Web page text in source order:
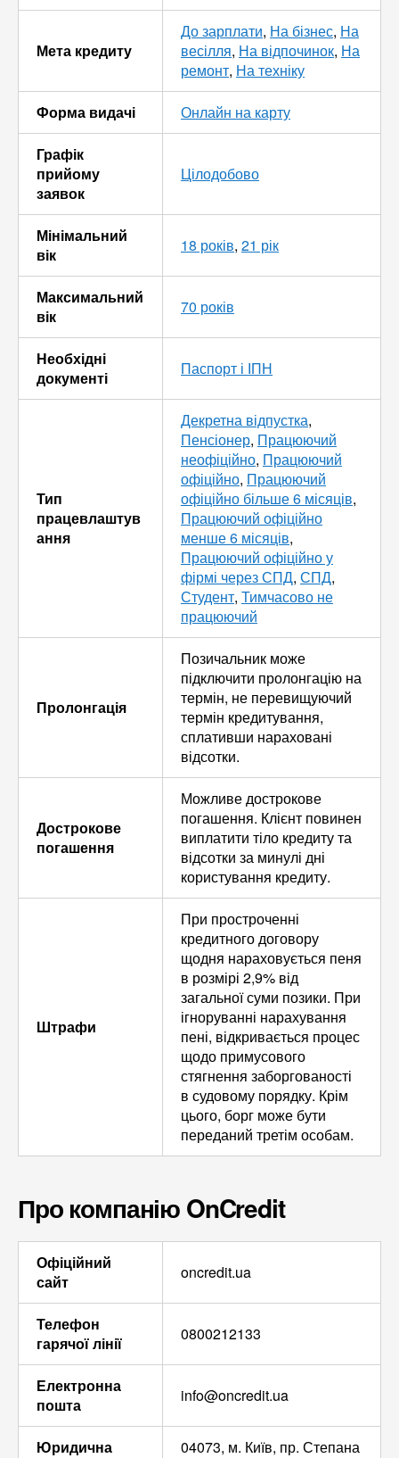
Мета кредиту
До зарплати, На бізнес, На
весілля, На відпочинок, На
ремонт, На техніку
Форма видачі Онлайн на карту
Графік
прийому
заявок
Цілодобово
Мінімальний
вік
18 років, 21 рік
Максимальний
вік
70 років
Необхідні
документі
Паспорт і ІПН
Тип
працевлаштув
ання
Декретна відпустка,
Пенсіонер, Працюючий
неофіційно, Працюючий
офіційно, Працюючий
офіційно більше 6 місяців,
Працюючий офіційно
менше 6 місяців,
Працюючий офіційно у
фірмі через СПД, СПД,
Студент, Тимчасово не
працюючий
Пролонгація
Позичальник може
підключити пролонгацію на
термін, не перевищуючий
термін кредитування,
сплативши нараховані
відсотки.
Дострокове
погашення
Можливе дострокове
погашення. Клієнт повинен
виплатити тіло кредиту та
відсотки за минулі дні
користування кредиту.
Штрафи
При простроченні
кредитного договору
щодня нараховується пеня
в розмірі 2,9% від
загальної суми позики. При
ігноруванні нарахування
пені, відкривається процес
щодо примусового
стягнення заборгованості
в судовому порядку. Крім
цього, борг може бути
переданий третім особам.
Про компанію OnCredit
Офіційний
сайт
oncredit.ua
Телефон
гарячої лінії
0800212133
Електронна
пошта
info@oncredit.ua
Юридична
04073, м. Київ, пр. Степана